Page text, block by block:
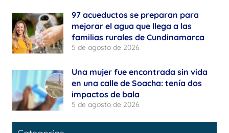
97 acueductos se preparan para
mejorar el agua que llega a las
familias rurales de Cundinamarca
5 de agosto de 2026
Una mujer fue encontrada sin vida
en una calle de Soacha: tenía dos
impactos de bala
5 de agosto de 2026